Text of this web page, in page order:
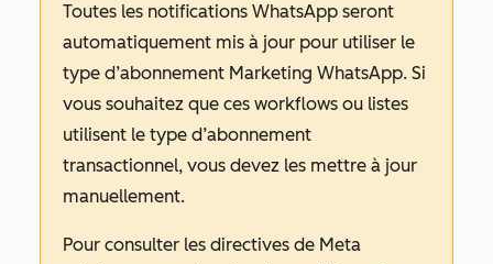
Toutes les notifications WhatsApp seront
automatiquement mis à jour pour utiliser le
type d’abonnement Marketing WhatsApp. Si
vous souhaitez que ces workflows ou listes
utilisent le type d’abonnement
transactionnel, vous devez les mettre à jour
manuellement.
Pour consulter les directives de Meta